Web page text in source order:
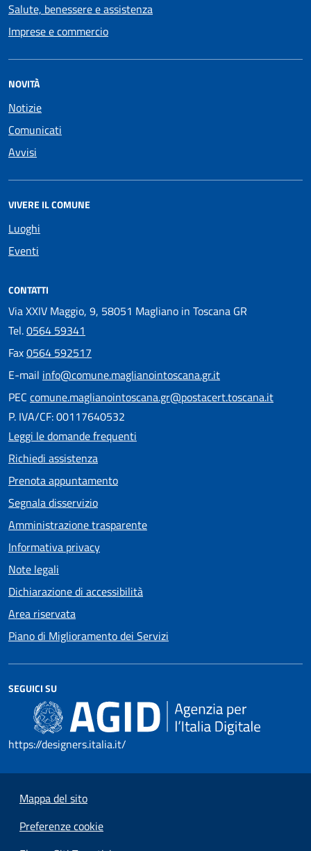
Salute, benessere e assistenza
Imprese e commercio
NOVITÀ
Notizie
Comunicati
Avvisi
VIVERE IL COMUNE
Luoghi
Eventi
CONTATTI
Via XXIV Maggio, 9, 58051 Magliano in Toscana GR
Tel.0564 59341
Fax0564 592517
E-mail info@comune.maglianointoscana.gr.it
PEC comune.maglianointoscana.gr@postacert.toscana.it
P. IVA/CF: 00117640532
Leggi le domande frequenti
Richiedi assistenza
Prenota appuntamento
Segnala disservizio
Amministrazione trasparente
Informativa privacy
Note legali
Dichiarazione di accessibilità
Area riservata
Piano di Miglioramento dei Servizi
SEGUICI SU
https://designers.italia.it/
Mappa del sito
Preferenze cookie